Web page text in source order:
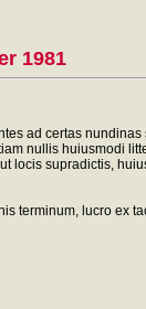
1981
ad certas
nullis huiusmodi
supradictis,
terminum, lucro